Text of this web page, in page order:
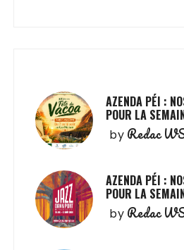
AZENDA PÉI :
POUR LA
by Redac
AZENDA PÉI :
POUR LA
by Redac